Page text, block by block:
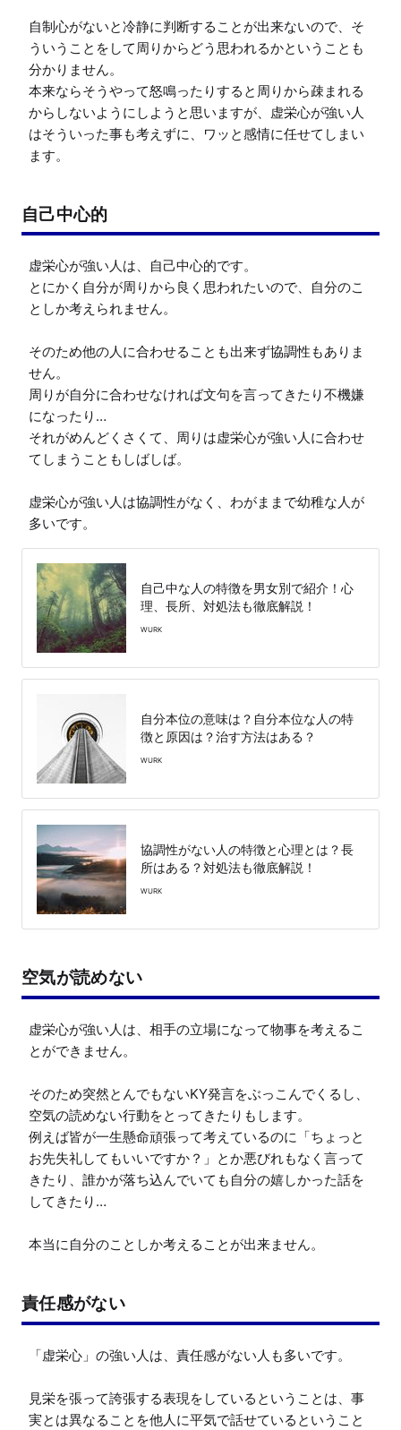
自制心がないと冷静に判断することが出来ないので、そ
ういうことをして周りからどう思われるかということも
分かりません。
本来ならそうやって怒鳴ったりすると周りから疎まれる
からしないようにしようと思いますが、虚栄心が強い人
はそういった事も考えずに、ワッと感情に任せてしまい
ます。
自己中心的
虚栄心が強い人は、自己中心的です。
とにかく自分が周りから良く思われたいので、自分のこ
としか考えられません。
そのため他の人に合わせることも出来ず協調性もありま
せん。
周りが自分に合わせなければ文句を言ってきたり不機嫌
になったり…
それがめんどくさくて、周りは虚栄心が強い人に合わせ
てしまうこともしばしば。
虚栄心が強い人は協調性がなく、わがままで幼稚な人が
多いです。
自己中な人の特徴を男女別で紹介！心
理、長所、対処法も徹底解説！
WURK
自分本位の意味は？自分本位な人の特
徴と原因は？治す方法はある？
WURK
協調性がない人の特徴と心理とは？長
所はある？対処法も徹底解説！
WURK
空気が読めない
虚栄心が強い人は、相手の立場になって物事を考えるこ
とができません。
そのため突然とんでもないKY発言をぶっこんでくるし、
空気の読めない行動をとってきたりもします。
例えば皆が一生懸命頑張って考えているのに「ちょっと
お先失礼してもいいですか？」とか悪びれもなく言って
きたり、誰かが落ち込んでいても自分の嬉しかった話を
してきたり…
本当に自分のことしか考えることが出来ません。
責任感がない
「虚栄心」の強い人は、責任感がない人も多いです。
見栄を張って誇張する表現をしているということは、事
実とは異なることを他人に平気で話せているということ